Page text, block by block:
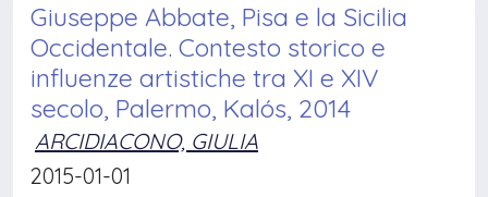
Giuseppe Abbate, Pisa e la Sicilia
Occidentale. Contesto storico e
influenze artistiche tra XI e XIV
secolo, Palermo, Kalós, 2014
ARCIDIACONO, GIULIA
2015-01-01